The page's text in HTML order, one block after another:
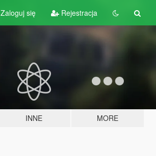
Zaloguj się Rejestracja
INNE MORE